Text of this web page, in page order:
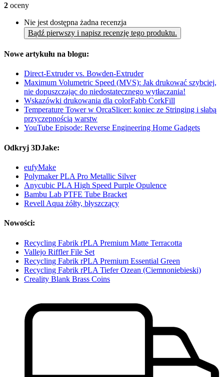
2 oceny
Nie jest dostępna żadna recenzja
Bądź pierwszy i napisz recenzję tego produktu.
Nowe artykułu na blogu:
Direct-Extruder vs. Bowden-Extruder
Maximum Volumetric Speed (MVS): Jak drukować szybciej,
nie dopuszczając do niedostatecznego wytłaczania!
Wskazówki drukowania dla colorFabb CorkFill
Temperature Tower w OrcaSlicer: koniec ze Stringing i słabą
przyczepnością warstw
YouTube Episode: Reverse Engineering Home Gadgets
Odkryj 3DJake:
eufyMake
Polymaker PLA Pro Metallic Silver
Anycubic PLA High Speed Purple Opulence
Bambu Lab PTFE Tube Bracket
Revell Aqua żółty, błyszczący
Nowości:
Recycling Fabrik rPLA Premium Matte Terracotta
Vallejo Riffler File Set
Recycling Fabrik rPLA Premium Essential Green
Recycling Fabrik rPLA Tiefer Ozean (Ciemnoniebieski)
Creality Blank Brass Coins